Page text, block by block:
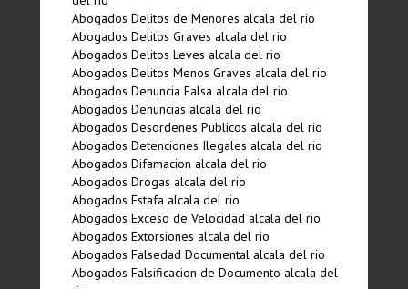
Abogados Delitos de Menores alcala del rio
Abogados Delitos Graves alcala del rio
Abogados Delitos Leves alcala del rio
Abogados Delitos Menos Graves alcala del rio
Abogados Denuncia Falsa alcala del rio
Abogados Denuncias alcala del rio
Abogados Desordenes Publicos alcala del rio
Abogados Detenciones Ilegales alcala del rio
Abogados Difamacion alcala del rio
Abogados Drogas alcala del rio
Abogados Estafa alcala del rio
Abogados Exceso de Velocidad alcala del rio
Abogados Extorsiones alcala del rio
Abogados Falsedad Documental alcala del rio
Abogados Falsificacion de Documento alcala del